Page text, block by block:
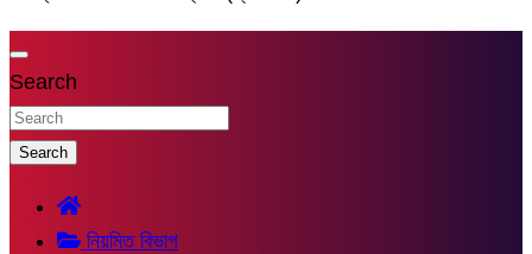
Search
Search
নিয়মিত বিভাগ